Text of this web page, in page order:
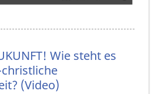
Wie steht es
(Video)